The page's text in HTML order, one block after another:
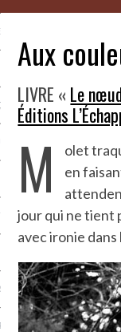
EN VOD
Aux
LIVRE « Le
Éditions
M
olet
en
jour qui ne tient
avec ironie dans